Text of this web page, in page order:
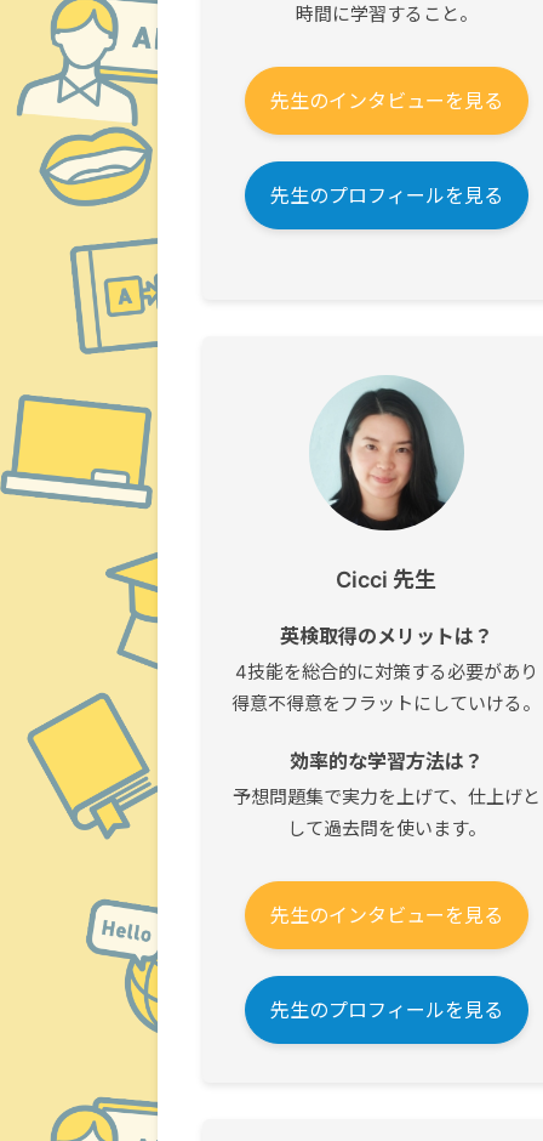
時間に学習すること。
先生のインタビューを見る
先生のプロフィールを見る
Cicci 先生
英検取得のメリットは？
4技能を総合的に対策する必要があり
得意不得意をフラットにしていける。
効率的な学習方法は？
予想問題集で実力を上げて、仕上げと
して過去問を使います。
先生のインタビューを見る
先生のプロフィールを見る